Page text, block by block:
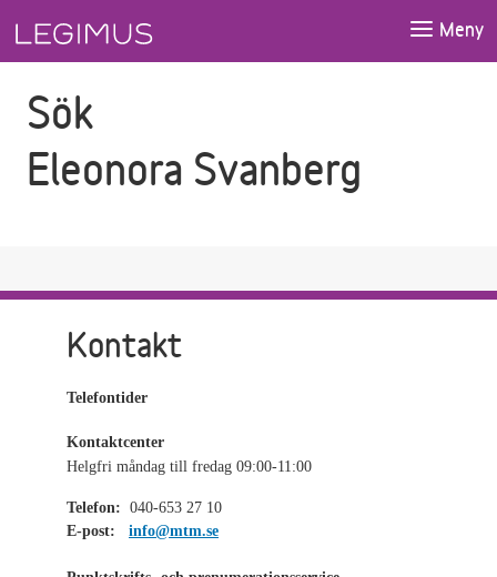
Meny
Sök
Eleonora Svanberg
Kontakt
Telefontider
Kontaktcenter
Helgfri måndag till fredag 09:00-11:00
Telefon: 040-653 27 10
E-post:
info@mtm.se